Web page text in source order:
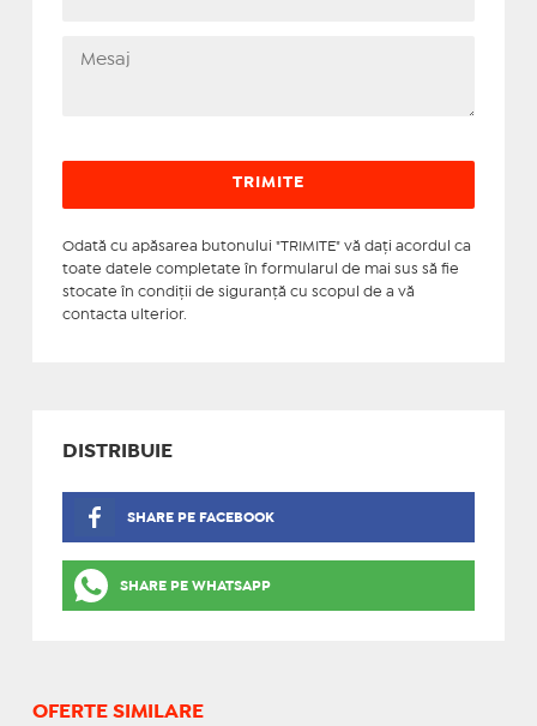
Odată cu apăsarea butonului "TRIMITE" vă daţi acordul ca
toate datele completate în formularul de mai sus să fie
stocate în condiţii de siguranţă cu scopul de a vă
contacta ulterior.
DISTRIBUIE
SHARE PE FACEBOOK
SHARE PE WHATSAPP
OFERTE SIMILARE